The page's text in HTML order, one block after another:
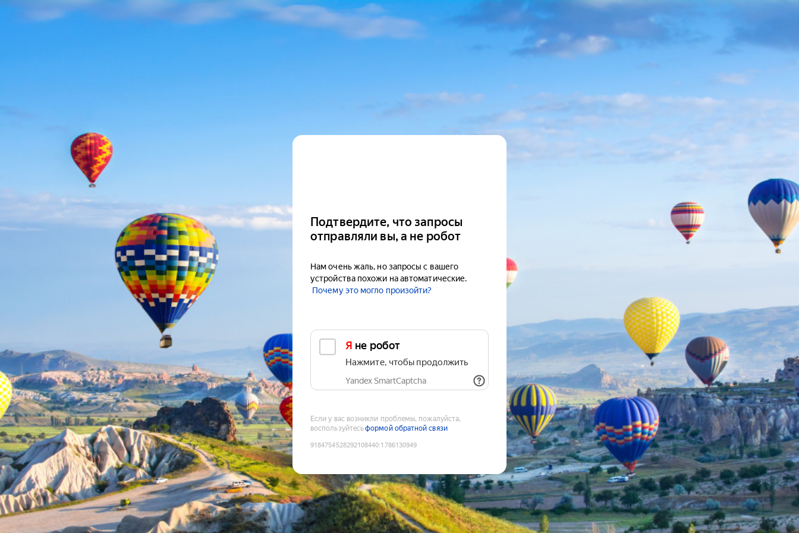
Подтвердите, что запросы
отправляли вы, а не робот
Нам очень жаль, но запросы с вашего
устройства похожи на автоматические.
Почему это могло произойти?
Я не робот
Нажмите, чтобы продолжить
Yandex SmartCaptcha
Если у вас возникли проблемы, пожалуйста,
воспользуйтесьформой обратной связи
9184754528292108440:1786130949